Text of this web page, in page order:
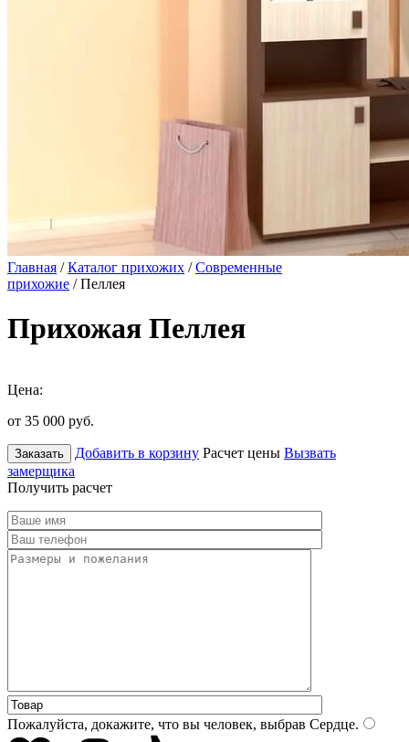
Главная /Каталог прихожих /Современные
прихожие / Пеллея
Прихожая Пеллея
Цена:
от 35 000 руб.
Заказать Добавить в корзину Расчет цены Вызвать
замерщика
Получить расчет
Пожалуйста, докажите, что вы человек, выбрав Сердце.